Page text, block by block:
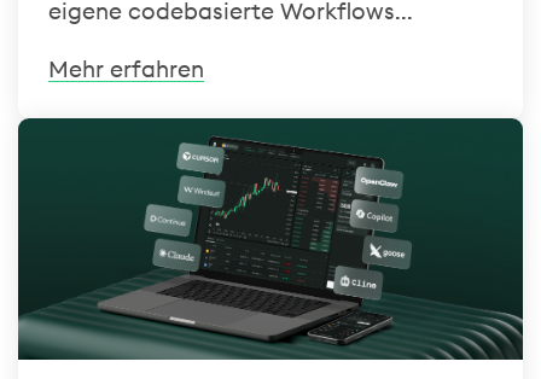
eigene codebasierte Workflows...
Mehr erfahren